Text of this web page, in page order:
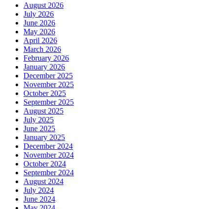
August 2026
July 2026
June 2026
May 2026
April 2026
March 2026
February 2026
January 2026
December 2025
November 2025
October 2025
September 2025
August 2025
July 2025
June 2025
January 2025
December 2024
November 2024
October 2024
September 2024
August 2024
July 2024
June 2024